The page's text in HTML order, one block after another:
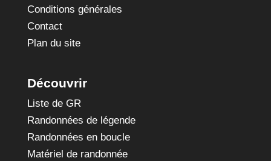
Conditions générales
Contact
Plan du site
Découvrir
Liste de GR
Randonnées de légende
Randonnées en boucle
Matériel de randonnée